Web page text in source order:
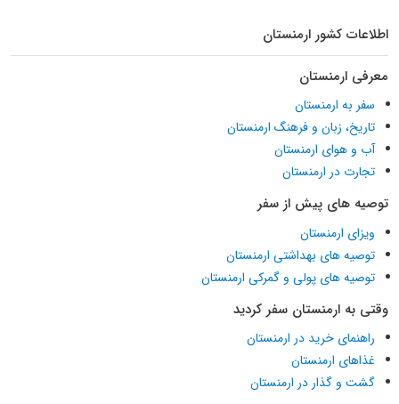
اطلاعات کشور ارمنستان
معرفی ارمنستان
سفر به ارمنستان
تاریخ، زبان و فرهنگ ارمنستان
آب و هوای ارمنستان
تجارت در ارمنستان
توصیه های پیش از سفر
ویزای ارمنستان
توصیه های بهداشتی ارمنستان
توصیه های پولی و گمرکی ارمنستان
وقتی به ارمنستان سفر کردید
راهنمای خرید در ارمنستان
غذاهای ارمنستان
گشت و گذار در ارمنستان